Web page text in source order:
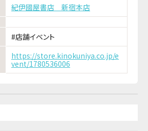
紀伊國屋書店 新宿本店
店舗イベント
https://store.kinokuniya.co.jp/e
vent/1780536006